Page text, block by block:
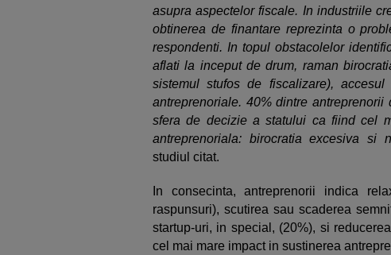
asupra aspectelor fiscale. In industriile
obtinerea de finantare reprezinta o
respondenti. In topul obstacolelor
aflati la inceput de drum, raman
sistemul stufos de fiscalizare),
antreprenoriale. 40% dintre
sfera de decizie a statului ca fiind cel
antreprenoriala: birocratia excesiva si
studiul citat.
In consecinta, antreprenorii indica
raspunsuri), scutirea sau scaderea
startup-uri, in special, (20%), si
cel mai mare impact in sustinerea